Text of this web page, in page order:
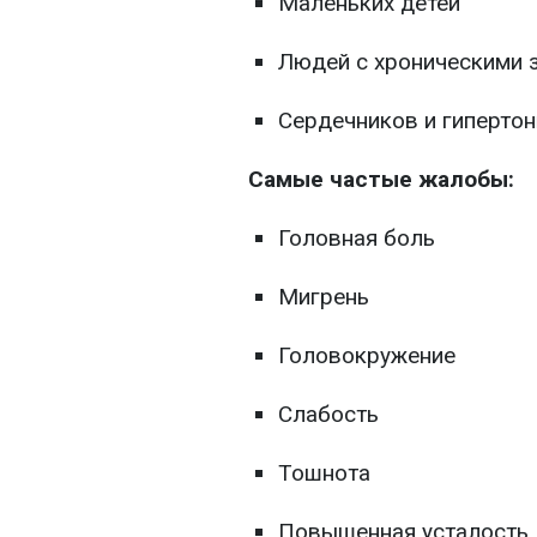
Людей с хроническими
Сердечников и
Самые частые жалобы:
Головная боль
Мигрень
Головокружение
Слабость
Тошнота